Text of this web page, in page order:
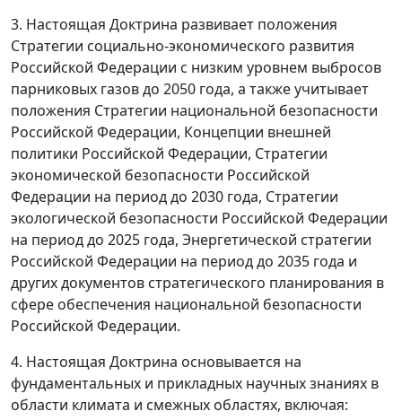
3. Настоящая Доктрина развивает положения
Стратегии социально-экономического развития
Российской Федерации с низким уровнем выбросов
парниковых газов до 2050 года, а также учитывает
положения Стратегии национальной безопасности
Российской Федерации, Концепции внешней
политики Российской Федерации, Стратегии
экономической безопасности Российской
Федерации на период до 2030 года, Стратегии
экологической безопасности Российской Федерации
на период до 2025 года, Энергетической стратегии
Российской Федерации на период до 2035 года и
других документов стратегического планирования в
сфере обеспечения национальной безопасности
Российской Федерации.
4. Настоящая Доктрина основывается на
фундаментальных и прикладных научных знаниях в
области климата и смежных областях, включая: